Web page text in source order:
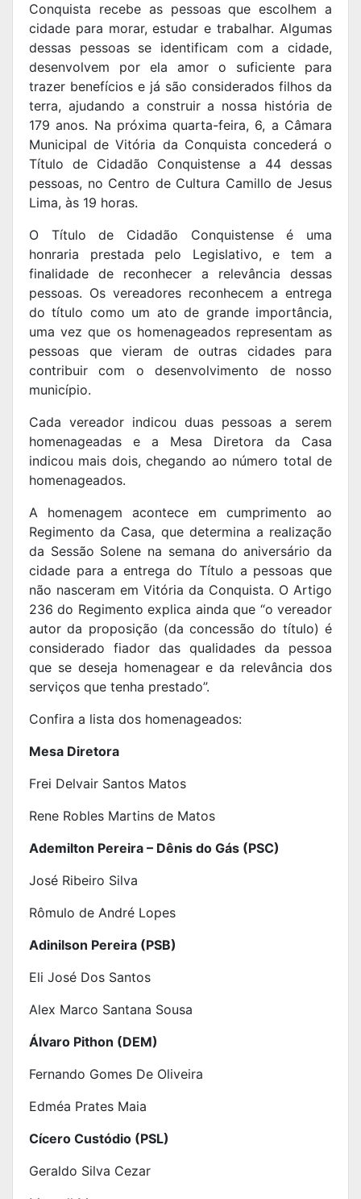
Conquista recebe as pessoas que escolhem a
cidade para morar, estudar e trabalhar. Algumas
dessas pessoas se identificam com a cidade,
desenvolvem por ela amor o suficiente para
trazer benefícios e já são considerados filhos da
terra, ajudando a construir a nossa história de
179 anos. Na próxima quarta-feira, 6, a Câmara
Municipal de Vitória da Conquista concederá o
Título de Cidadão Conquistense a 44 dessas
pessoas, no Centro de Cultura Camillo de Jesus
Lima, às 19 horas.
O Título de Cidadão Conquistense é uma
honraria prestada pelo Legislativo, e tem a
finalidade de reconhecer a relevância dessas
pessoas. Os vereadores reconhecem a entrega
do título como um ato de grande importância,
uma vez que os homenageados representam as
pessoas que vieram de outras cidades para
contribuir com o desenvolvimento de nosso
município.
Cada vereador indicou duas pessoas a serem
homenageadas e a Mesa Diretora da Casa
indicou mais dois, chegando ao número total de
homenageados.
A homenagem acontece em cumprimento ao
Regimento da Casa, que determina a realização
da Sessão Solene na semana do aniversário da
cidade para a entrega do Título a pessoas que
não nasceram em Vitória da Conquista. O Artigo
236 do Regimento explica ainda que “o vereador
autor da proposição (da concessão do título) é
considerado fiador das qualidades da pessoa
que se deseja homenagear e da relevância dos
serviços que tenha prestado”.
Confira a lista dos homenageados:
Mesa Diretora
Frei Delvair Santos Matos
Rene Robles Martins de Matos
Ademilton Pereira – Dênis do Gás (PSC)
José Ribeiro Silva
Rômulo de André Lopes
Adinilson Pereira (PSB)
Eli José Dos Santos
Alex Marco Santana Sousa
Álvaro Pithon (DEM)
Fernando Gomes De Oliveira
Edméa Prates Maia
Cícero Custódio (PSL)
Geraldo Silva Cezar